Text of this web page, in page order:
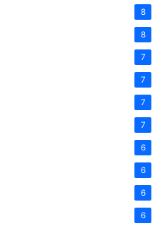
8
8
7
7
7
7
6
6
6
6